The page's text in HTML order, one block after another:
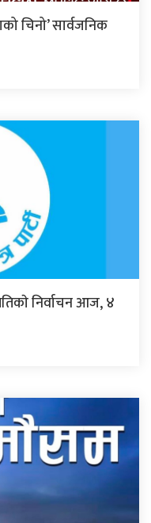
चिनो’ सार्वजनिक
निर्वाचन आज, ४